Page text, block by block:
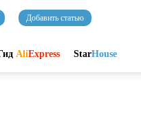
Добавить статью
AliExpress StarHouse